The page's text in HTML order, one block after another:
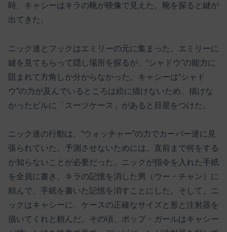
時、キャシーはキラの靴が映像で見えた。靴を探ると鍵が
出てきた。
ニック達とフックはエミリーの元に集まった。エミリーに
鍵を見てもらって隠し場所を探るが、“シャドウ”の能力に
阻まれて方角しか分からなかった。キャシーは“シャド
ウ”の力が及んでいるところは絵に描けないため、描けな
かったビルに「スーツケース」があると目星をつけた。
ニック達の行動は、“ウォッチャー”の力でカーバー達に見
張られていた。予測させないためには、直前まで何をする
か知らないことが必要だった。ニックが指令を入れた手紙
を全員に書き、キラの記憶を消した男（ウー・チャン）に
頼んで、手紙を書いた記憶を消すことにした。そして、ニ
ックはキャシーに、ケースの正確なサイズと形と注射器を
描いてくれと頼んだ。その頃、ポップ・ガールはキャシー